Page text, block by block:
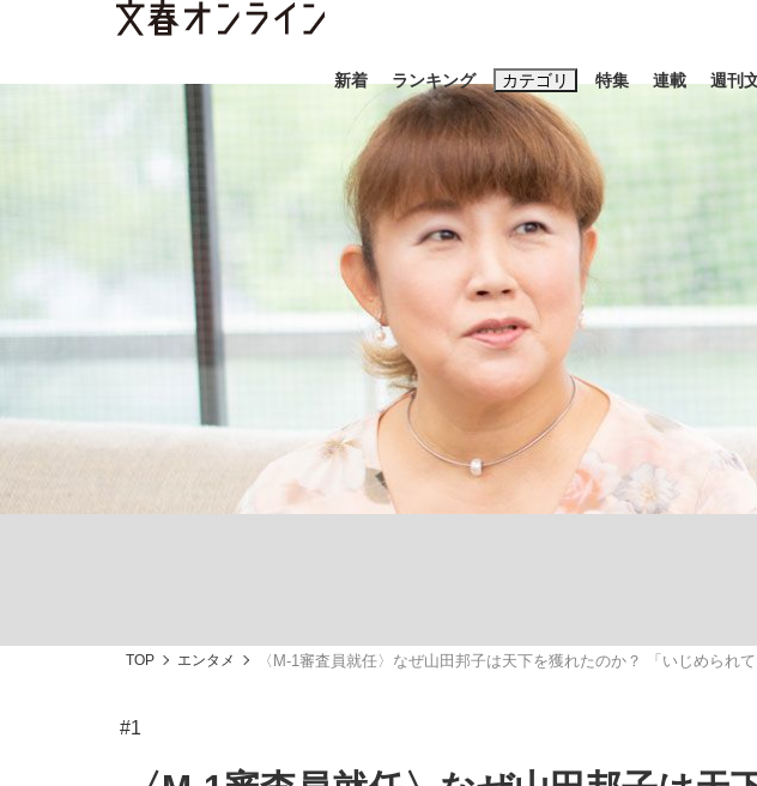
新着 ランキング カテゴリ
スクープ ニュース
「90%は失敗する。でも…」本田圭佑が初めて明かした日本代表監督に...
特集
終戦から81年
連載 週刊
おすすめのキーワードタグ一覧
#藤田晋 #三山凌輝 #後
#玉木雄一郎
#亀和田武
TOP エンタメ 〈M-1審査員就任〉なぜ山田邦子は天下を獲れたのか？ 「いじめられ
#1